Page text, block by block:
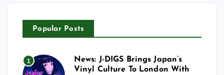
Popular Posts
1
News: J-DIGS Brings Japan’s
Vinyl Culture To London With